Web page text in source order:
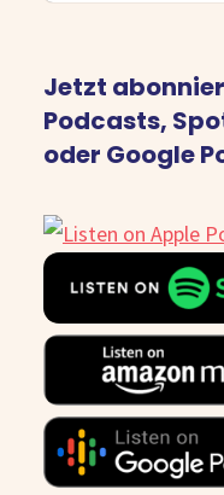
Jetzt
Podcasts,
oder Google